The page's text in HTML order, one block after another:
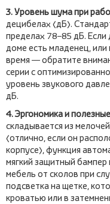
3. Уровень шума при
децибелах (дБ).
пределах 78–85 дБ.
доме есть младенец,
время — обратите
серии с
уровень звукового
дБ.
4. Эргономика и
складывается из
(отлично, если он
корпусе), функция
мягкий защитный
мебель от сколов при
подсветка на щетке,
кроватью или в